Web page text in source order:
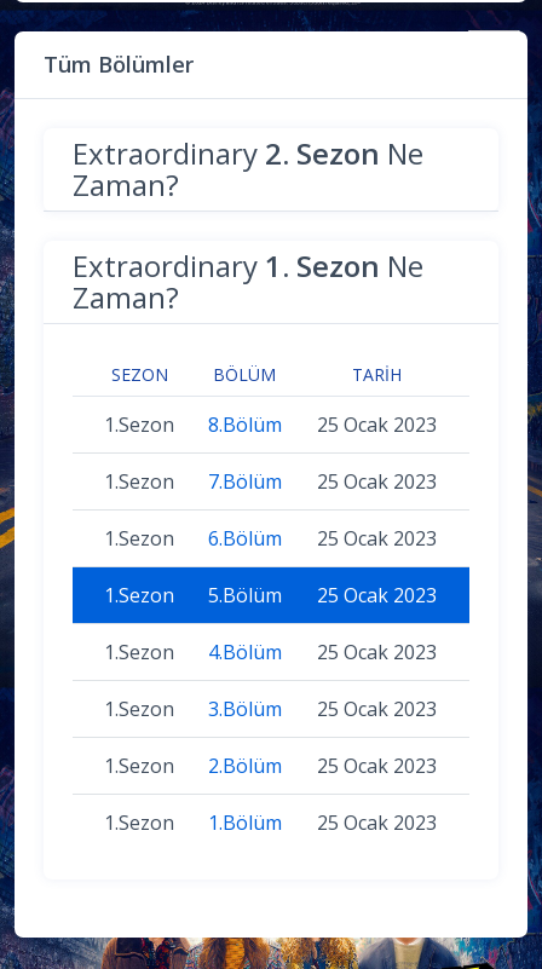
Tüm Bölümler
Extraordinary 2. Sezon Ne
Zaman?
Extraordinary 1. Sezon Ne
Zaman?
SEZON BÖLÜM TARIH
1.Sezon 8.Bölüm 25 Ocak 2023
1.Sezon 7.Bölüm 25 Ocak 2023
1.Sezon 6.Bölüm 25 Ocak 2023
1.Sezon 5.Bölüm 25 Ocak 2023
1.Sezon 4.Bölüm 25 Ocak 2023
1.Sezon 3.Bölüm 25 Ocak 2023
1.Sezon 2.Bölüm 25 Ocak 2023
1.Sezon 1.Bölüm 25 Ocak 2023